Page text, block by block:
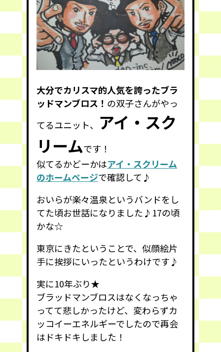
大分でカリスマ的人気を誇ったブラ
ッドマンブロス！ の双子さんがやっ
てるユニット、
アイ・スク
リームです！
似てるかどーかはアイ・スクリーム
のホームページで確認して♪
おいらが楽々温泉というバンドをし
てた頃お世話になりました♪17の頃
かな☆
東京にきたということで、似顔絵片
手に挨拶にいったというわけです♪
実に10年ぶり★
ブラッドマンブロスはなくなっちゃ
ってて悲しかったけど、変わらずカ
ッコイーエネルギーでしたので再会
はドキドキしました！